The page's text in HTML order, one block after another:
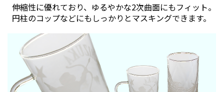
伸縮性に優れており、ゆるやかな2次曲面にもフィット。
円柱のコップなどにもしっかりとマスキングできます。